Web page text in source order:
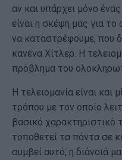
αν και υπάρχει μόνο
είναι η σκέψη μας για
να καταστρέφουμε, που
κανένα Χίτλερ. Η
πρόβλημα του
Η τελειομανία είναι και
τρόπου με τον οποίο
βασικό χαρακτηριστικό
τοποθετεί τα πάντα σε
συμβεί αυτό, η διάνοιά